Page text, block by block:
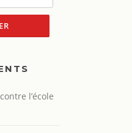
l’école